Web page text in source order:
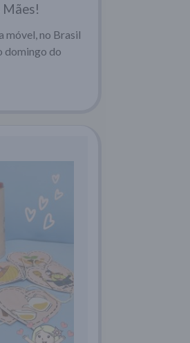
Mães!
móvel, no Brasil
domingo do